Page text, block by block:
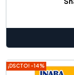
¡DSCTO! -14%